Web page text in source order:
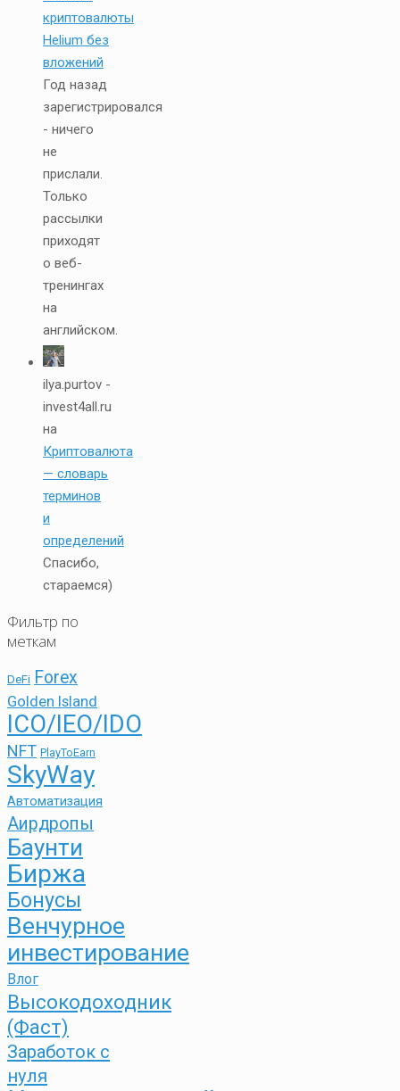
криптовалюты
Helium без
вложений
Год назад
зарегистрировался
- ничего
не
прислали.
Только
рассылки
приходят
о веб-
тренингах
на
английском.
ilya.purtov -
invest4all.ru
на
Криптовалюта
— словарь
терминов
и
определений
Спасибо,
стараемся)
Фильтр по
меткам
DeFi Forex
Golden Island
ICO/IEO/IDO
NFT PlayToEarn
SkyWay
Автоматизация
Аирдропы
Баунти
Биржа
Бонусы
Венчурное
инвестирование
Влог
Высокодоходник
(Фаст)
Заработок с
нуля